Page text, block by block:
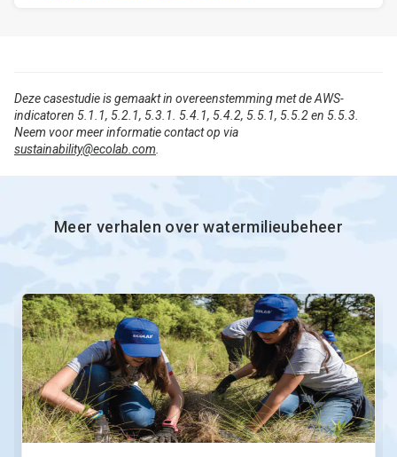
Deze casestudie is gemaakt in overeenstemming met de AWS-
indicatoren 5.1.1, 5.2.1, 5.3.1. 5.4.1, 5.4.2, 5.5.1, 5.5.2 en 5.5.3.
Neem voor meer informatie contact op via
sustainability@ecolab.com.
Meer verhalen over watermilieubeheer